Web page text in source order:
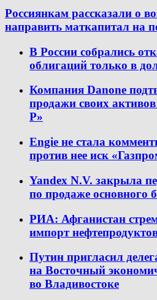
Россиянкам рассказали о
направить маткапитал на
В России собрались
облигаций только в
Компания Danone
продажи своих
Р»
Engie не стала
против нее иск
Yandex N.V. закрыла
по продаже основного
РИА: Афганистан
импорт
Путин пригласил
на Восточный
во Владивостоке